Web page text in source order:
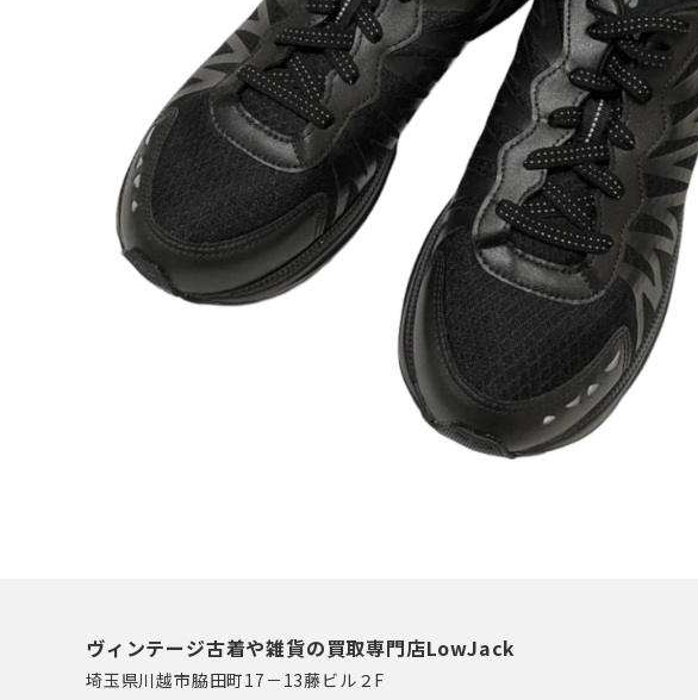
ヴィンテージ古着や雑貨の買取専門店LowJack
埼玉県川越市脇田町17－13藤ビル２F